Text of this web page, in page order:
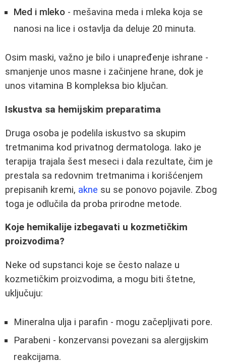
Med i mleko - mešavina meda i mleka koja se
nanosi na lice i ostavlja da deluje 20 minuta.
Osim maski, važno je bilo i unapređenje ishrane -
smanjenje unos masne i začinjene hrane, dok je
unos vitamina B kompleksa bio ključan.
Iskustva sa hemijskim preparatima
Druga osoba je podelila iskustvo sa skupim
tretmanima kod privatnog dermatologa. Iako je
terapija trajala šest meseci i dala rezultate, čim je
prestala sa redovnim tretmanima i korišćenjem
prepisanih kremi, akne su se ponovo pojavile. Zbog
toga je odlučila da proba prirodne metode.
Koje hemikalije izbegavati u kozmetičkim
proizvodima?
Neke od supstanci koje se često nalaze u
kozmetičkim proizvodima, a mogu biti štetne,
uključuju:
Mineralna ulja i parafin - mogu začepljivati pore.
Parabeni - konzervansi povezani sa alergijskim
reakcijama.